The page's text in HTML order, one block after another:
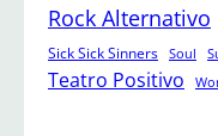
Rock Alternativo
Sick Sick Sinners
Soul
Teatro Positivo